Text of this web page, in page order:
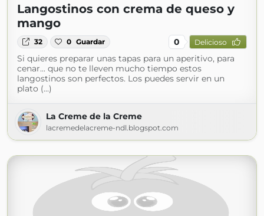
Langostinos con crema de queso y
mango
32 0 Guardar 0 Delicioso
Si quieres preparar unas tapas para un aperitivo, para
cenar... que no te lleven mucho tiempo estos
langostinos son perfectos. Los puedes servir en un
plato (...)
La Creme de la Creme
lacremedelacreme-ndl.blogspot.com